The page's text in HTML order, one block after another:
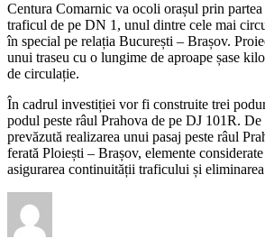
Centura Comarnic va ocoli orașul prin
traficul de pe DN 1, unul dintre cele mai
în special pe relația București – Brașov.
unui traseu cu o lungime de aproape șase
de circulație.
În cadrul investiției vor fi construite trei
podul peste râul Prahova de pe DJ 101R. De
prevăzută realizarea unui pasaj peste râul
ferată Ploiești – Brașov, elemente
asigurarea continuității traficului și